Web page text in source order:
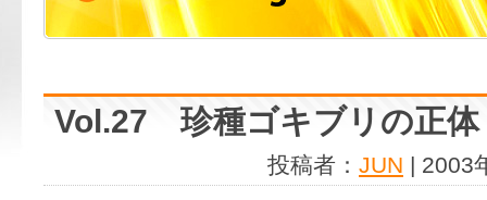
Vol.27 珍種ゴキブリの正体
投稿者： JUN | 2003